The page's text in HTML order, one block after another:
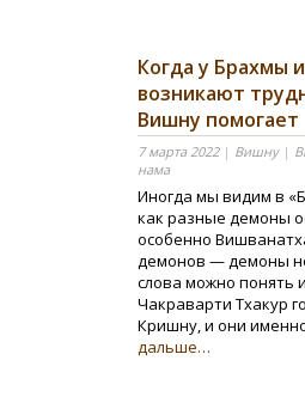
Когда у Брахмы
возникают
Вишну помогает
7 марта 2022 | Вишну |
нама
Иногда мы видим в
как разные демоны
особенно
демонов — демоны
слова можно понять
Чакраварти Тхакур
Кришну, и они
дальше…